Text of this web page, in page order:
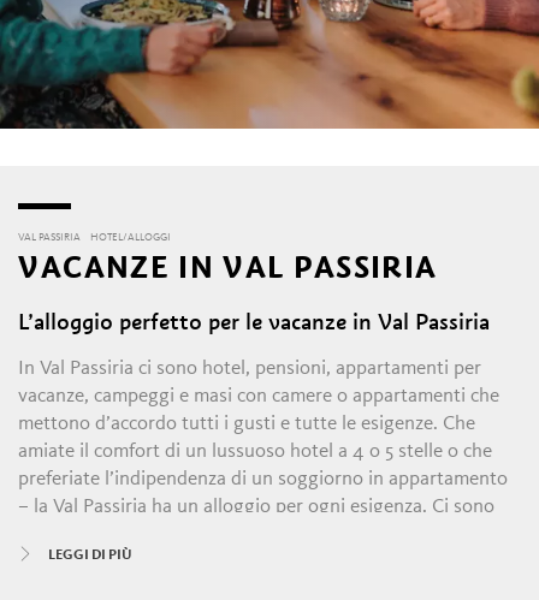
VAL PASSIRIA HOTEL/ALLOGGI
VACANZE IN VAL PASSIRIA
L’alloggio perfetto per le vacanze in Val Passiria
In Val Passiria ci sono hotel, pensioni, appartamenti per
vacanze, campeggi e masi con camere o appartamenti che
mettono d’accordo tutti i gusti e tutte le esigenze. Che
amiate il comfort di un lussuoso hotel a 4 o 5 stelle o che
preferiate l’indipendenza di un soggiorno in appartamento
– la Val Passiria ha un alloggio per ogni esigenza. Ci sono
e wellness hotel con meravigliose spa e ristoranti gourmet.
LEGGI DI PIÙ